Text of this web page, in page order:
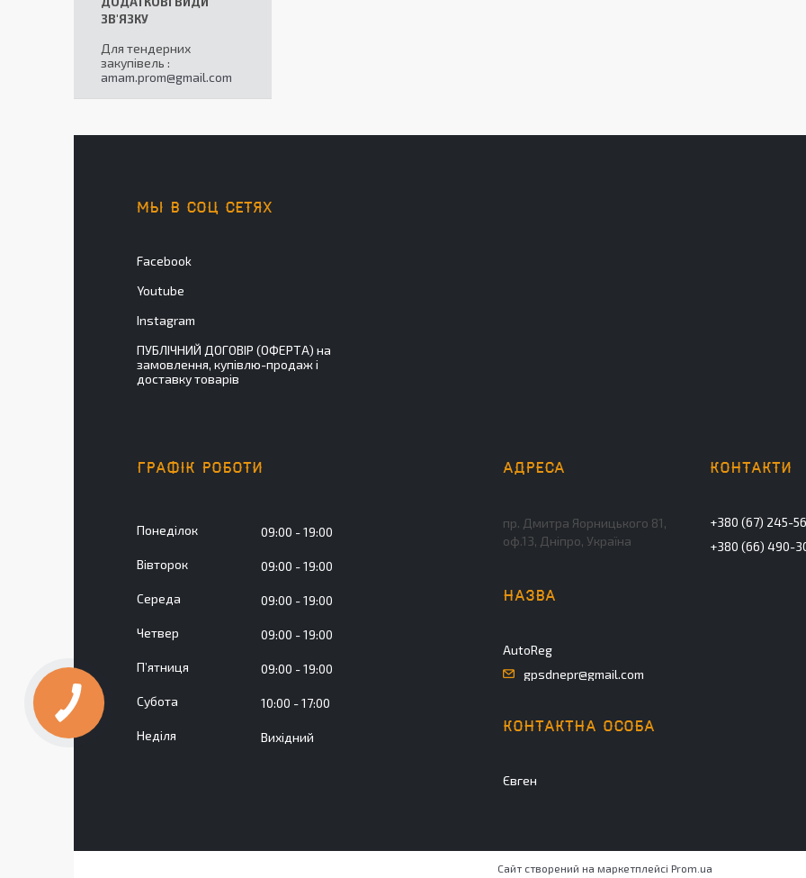
Для тендерних
закупівель
amam.prom@gmail.com
МЫ В СОЦ СЕТЯХ
Facebook
Youtube
Instagram
ПУБЛІЧНИЙ ДОГОВІР (ОФЕРТА) на
замовлення, купівлю-продаж і
доставку товарів
ГРАФІК РОБОТИ
Понеділок 09:00 19:00
Вівторок 09:00 19:00
Середа 09:00 19:00
Четвер 09:00 19:00
Пʼятниця 09:00 19:00
Субота 10:00 17:00
Неділя Вихідний
пр. Дмитра Яорницького 81,
оф.13, Дніпро, Україна
AutoReg
gpsdnepr@gmail.com
Євген
+380 (67) 245-
+380 (66) 490-
Сайт створений на маркетплейсі Prom.ua